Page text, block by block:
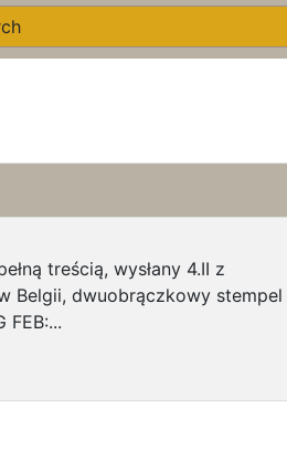
treścią, wysłany 4.II z
Belgii, dwuobrączkowy stempel
FEB:...